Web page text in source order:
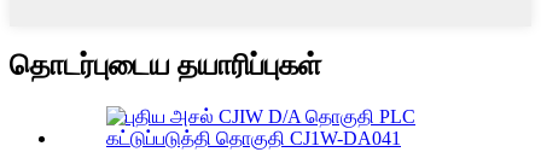
தொடர்புடைய தயாரிப்புகள்